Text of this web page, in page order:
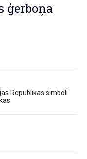
ģerboņa
Republikas simboli